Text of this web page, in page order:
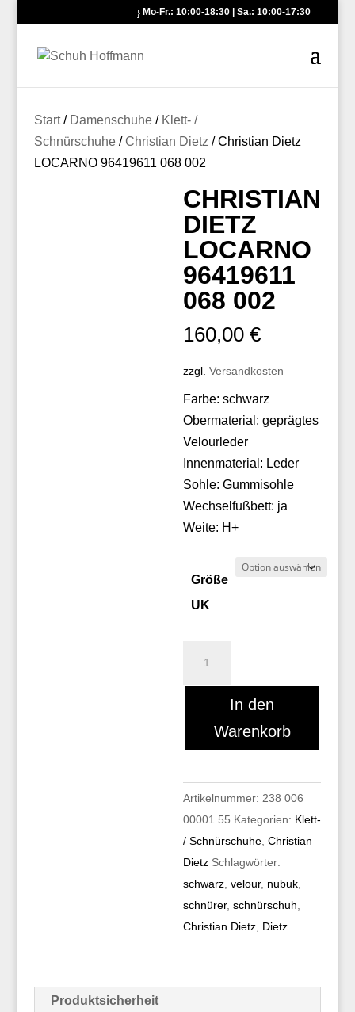
Mo-Fr.: 10:00-18:30 | Sa.: 10:00-17:30
Start/ Damenschuhe/ Klett- /
Schnürschuhe/Christian Dietz / Christian Dietz
LOCARNO 96419611 068 002
CHRISTIAN
DIETZ
LOCARNO
96419611
068 002
160,00€
zzgl.Versandkosten
Farbe: schwarz
Obermaterial: geprägtes
Velourleder
Innenmaterial: Leder
Sohle: Gummisohle
Wechselfußbett: ja
Weite: H+
Größe
UK
Menge
In den
Warenkorb
Artikelnummer: 238 006
00001 55 Kategorien: Klett-
/ Schnürschuhe ,Christian
Dietz Schlagwörter:
schwarz ,velour, nubuk
schnürer,schnürschuh
Christian Dietz Dietz
Produktsicherheit